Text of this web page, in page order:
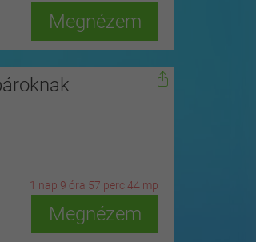
Megnézem
1 nap 9 óra 57 perc42 mp
Megnézem